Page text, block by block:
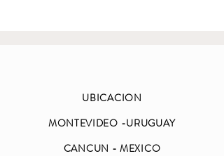
UBICACION
MONTEVIDEO -URUGUAY
CANCUN - MEXICO